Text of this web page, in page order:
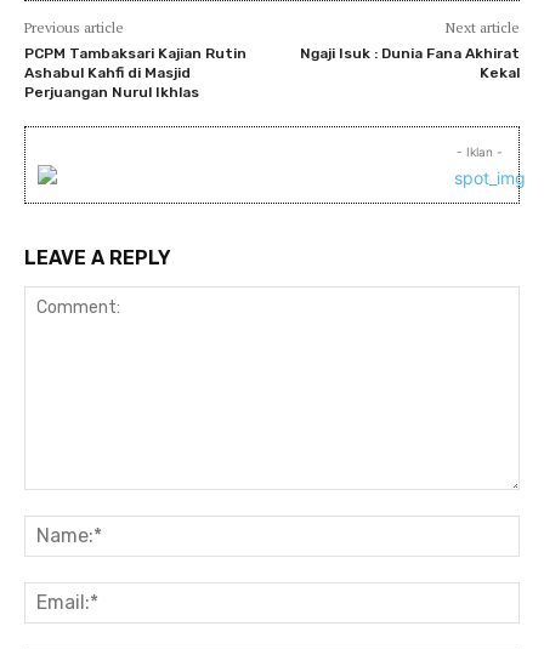
Previous article
PCPM Tambaksari Kajian Rutin
Ashabul Kahfi di Masjid
Perjuangan Nurul Ikhlas
Next article
Ngaji Isuk : Dunia Fana Akhirat
Kekal
- Iklan -
LEAVE A REPLY